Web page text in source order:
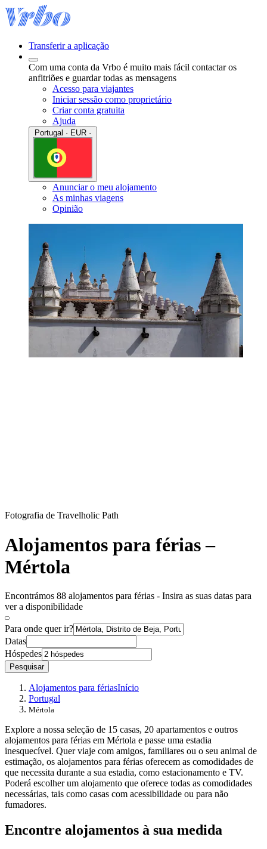
Transferir a aplicação
Com uma conta da Vrbo é muito mais fácil contactar os
anfitriões e guardar todas as mensagens
Acesso para viajantes
Iniciar sessão como proprietário
Criar conta gratuita
Ajuda
Anunciar o meu alojamento
As minhas viagens
Opinião
Fotografia de Travelholic Path
Alojamentos para férias –
Mértola
Encontrámos 88 alojamentos para férias - Insira as suas datas para
ver a disponibilidade
Para onde quer ir?
Datas
Hóspedes
Pesquisar
Alojamentos para fériasInício
Portugal
Mértola
Explore a nossa seleção de 15 casas, 20 apartamentos e outros
alojamentos para férias em Mértola e passe uma estadia
inesquecível. Quer viaje com amigos, familiares ou o seu animal de
estimação, os alojamentos para férias oferecem as comodidades de
que necessita durante a sua estadia, como estacionamento e TV.
Poderá escolher um alojamento que oferece todas as comodidades
necessárias, tais como casas com acessibilidade ou para não
fumadores.
Encontre alojamentos à sua medida